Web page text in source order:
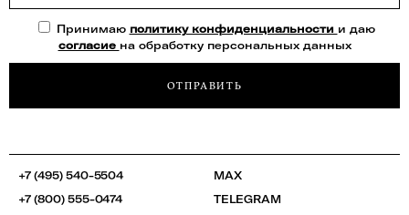
Принимаю политику конфиденциальности и даю
согласие на обработку персональных данных
ОТПРАВИТЬ
+7 (495) 540-5504
+7 (800) 555-0474
MAX
TELEGRAM